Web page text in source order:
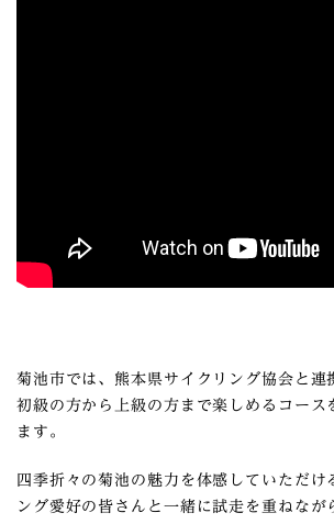
菊池市では、熊本県サイクリング協会と連
初級の方から上級の方まで楽しめるコース
ます。
四季折々の菊池の魅力を体感していただけ
ング愛好の皆さんと一緒に試走を重ねなが